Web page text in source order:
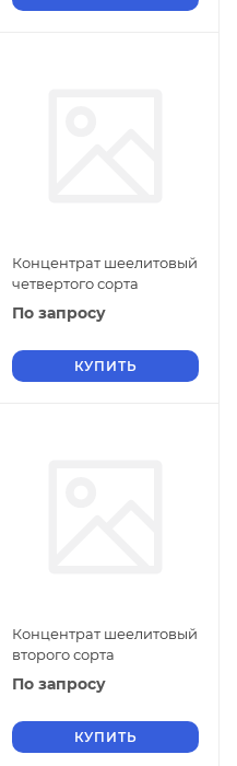
Концентрат шеелитовый
четвертого сорта
По запросу
КУПИТЬ
Концентрат шеелитовый
второго сорта
По запросу
КУПИТЬ